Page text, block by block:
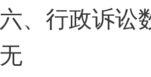
六、行政诉讼
无